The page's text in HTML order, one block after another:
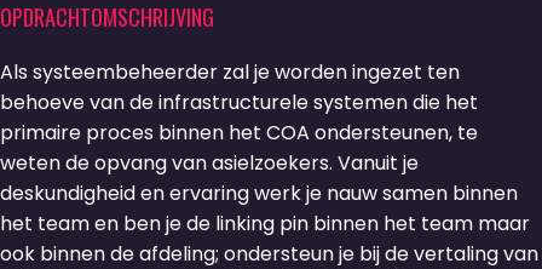
OPDRACHTOMSCHRIJVING
Als systeembeheerder zal je worden ingezet ten
behoeve van de infrastructurele systemen die het
primaire proces binnen het COA ondersteunen, te
weten de opvang van asielzoekers. Vanuit je
deskundigheid en ervaring werk je nauw samen binnen
het team en ben je de linking pin binnen het team maar
ook binnen de afdeling; ondersteun je bij de vertaling van